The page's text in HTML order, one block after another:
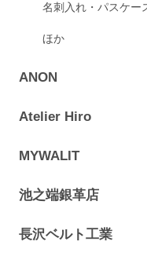
名刺入れ・パスケー
ほか
ANON
Atelier Hiro
MYWALIT
池之端銀革店
長沢ベルト工業